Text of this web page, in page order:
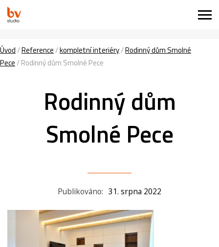
Úvod/Reference/kompletní interiéry/Rodinný dům Smolné
Pece/Rodinný dům Smolné Pece
Rodinný dům
Smolné Pece
Publikováno: 31. srpna 2022